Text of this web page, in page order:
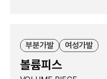
부분가발 여성가발
볼륨피스